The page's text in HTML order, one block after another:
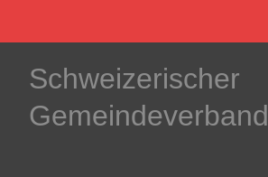
Schweizerischer
Gemeindeverband